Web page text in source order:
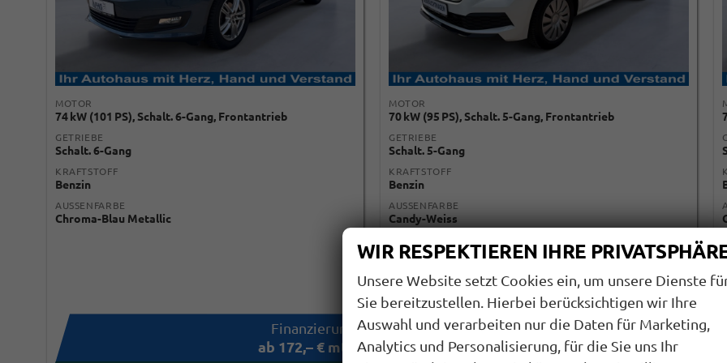
MOTOR
74 kW (101 PS), Schalt. 6-Gang, Frontantrieb
GETRIEBE
Schalt. 6-Gang
KRAFTSTOFF
Benzin
AUSSENFARBE
Chroma-Blau Metallic
ab 172,– € mtl.
MOTOR
70 kW (95 PS), Schalt. 5-Gang, Frontantrieb
GETRIEBE
Schalt. 5-Gang
KRAFTSTOFF
Benzin
AUSSENFARBE
Candy-Weiss
Verbrauch kombiniert:4,70 l/100km
2
CO
2-Emissionen:113,00 g/km
ab 172,– € mtl.
WIR RESPEKTIEREN IHRE
Unsere Website setzt Cookies ein, um unsere Dienste
Sie bereitzustellen. Hierbei berücksichtigen wir Ihre
Auswahl und verarbeiten nur die Daten für Marketing,
Analytics und Personalisierung, für die Sie uns Ihr